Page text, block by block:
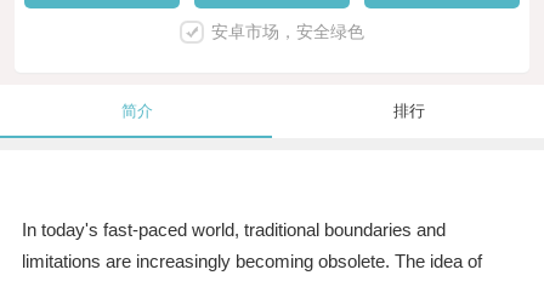
安卓市场，安全绿色
简介 排行
In today's fast-paced world, traditional boundaries and
limitations are increasingly becoming obsolete. The idea of